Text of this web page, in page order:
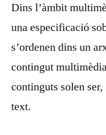
Dins l’àmbit
una especificació
s’ordenen dins un
contingut
continguts solen
text.